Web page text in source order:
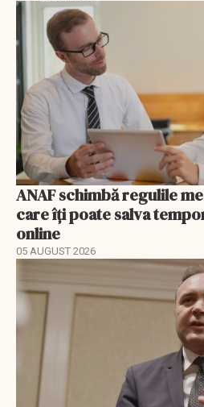
ANAF schimbă regulile
care îți poate salva
online
05 AUGUST 2026